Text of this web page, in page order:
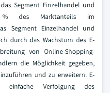
Segment Einzelhandel und
des Marktanteils im
Segment Einzelhandel und
durch das Wachstum des E-
von Online-Shopping-
die Möglichkeit gegeben,
und zu erweitern. E-
einfache Verfolgung des